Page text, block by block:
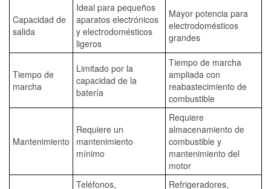
Capacidad de
salida
Ideal para pequeños
aparatos electrónicos
y electrodomésticos
ligeros
Mayor potencia para
electrodomésticos
grandes
Tiempo de
marcha
Limitado por la
capacidad de la
batería
Tiempo de marcha
ampliada con
reabastecimiento de
combustible
Mantenimiento
Requiere un
mantenimiento
mínimo
Requiere
almacenamiento de
combustible y
mantenimiento del
motor
Teléfonos,
Refrigeradores,